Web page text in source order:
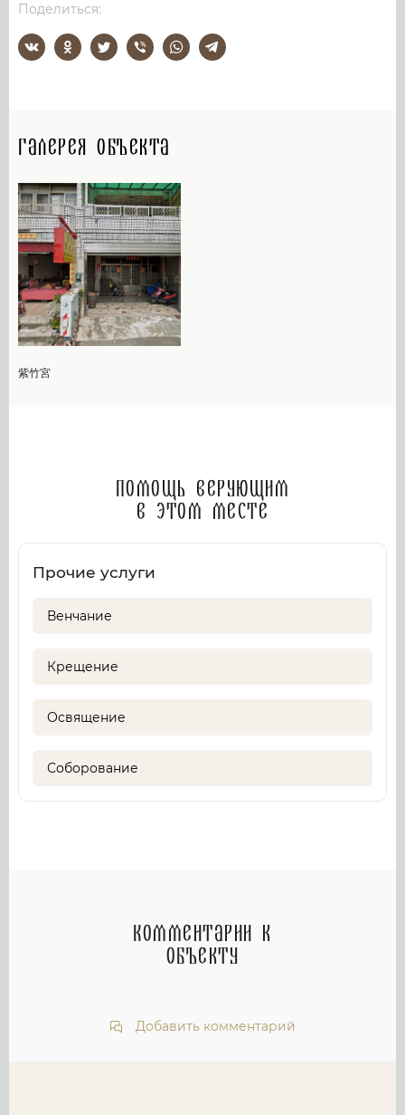
Поделиться:
Галерея объекта
紫竹宮
Помощь верующим
в этом месте
Прочие услуги
Венчание
Крещение
Освящение
Соборование
Комментарии к
объекту
Добавить комментарий